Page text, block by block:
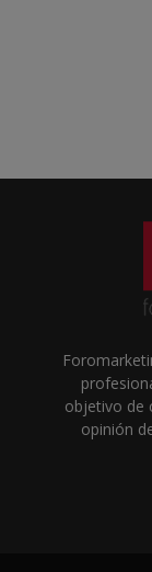
objetivo de
opinión